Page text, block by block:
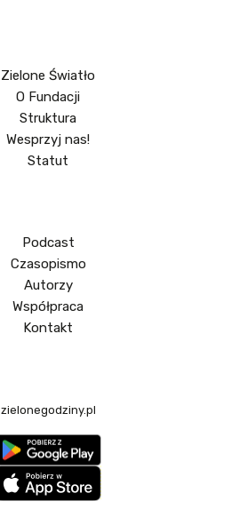
Zielone Światło
O Fundacji
Struktura
Wesprzyj nas!
Statut
Podcast
Czasopismo
Autorzy
Współpraca
Kontakt
zielonegodziny.pl